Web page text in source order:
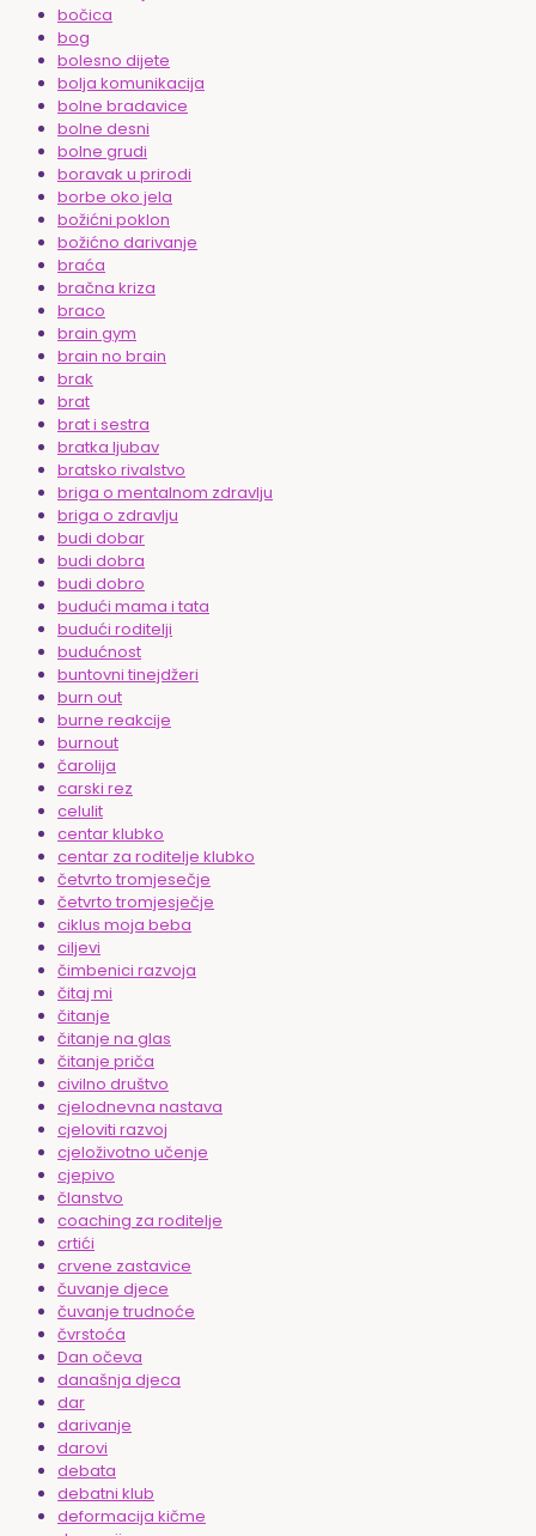
bočica
bog
bolesno dijete
bolja komunikacija
bolne bradavice
bolne desni
bolne grudi
boravak u prirodi
borbe oko jela
božićni poklon
božićno darivanje
braća
bračna kriza
braco
brain gym
brain no brain
brak
brat
brat i sestra
bratka ljubav
bratsko rivalstvo
briga o mentalnom zdravlju
briga o zdravlju
budi dobar
budi dobra
budi dobro
budući mama i tata
budući roditelji
budućnost
buntovni tinejdžeri
burn out
burne reakcije
burnout
čarolija
carski rez
celulit
centar klubko
centar za roditelje klubko
četvrto tromjesečje
četvrto tromjesječje
ciklus moja beba
ciljevi
čimbenici razvoja
čitaj mi
čitanje
čitanje na glas
čitanje priča
civilno društvo
cjelodnevna nastava
cjeloviti razvoj
cjeloživotno učenje
cjepivo
članstvo
coaching za roditelje
crtići
crvene zastavice
čuvanje djece
čuvanje trudnoće
čvrstoća
Dan očeva
današnja djeca
dar
darivanje
darovi
debata
debatni klub
deformacija kičme